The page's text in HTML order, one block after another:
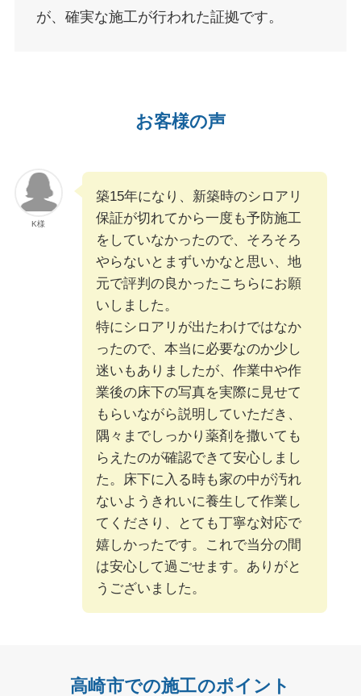
が、確実な施工が行われた証拠です。
お客様の声
K様
築15年になり、新築時のシロアリ
保証が切れてから一度も予防施工
をしていなかったので、そろそろ
やらないとまずいかなと思い、地
元で評判の良かったこちらにお願
いしました。
特にシロアリが出たわけではなか
ったので、本当に必要なのか少し
迷いもありましたが、作業中や作
業後の床下の写真を実際に見せて
もらいながら説明していただき、
隅々までしっかり薬剤を撒いても
らえたのが確認できて安心しまし
た。床下に入る時も家の中が汚れ
ないようきれいに養生して作業し
てくださり、とても丁寧な対応で
嬉しかったです。これで当分の間
は安心して過ごせます。ありがと
うございました。
高崎市での施工のポイント